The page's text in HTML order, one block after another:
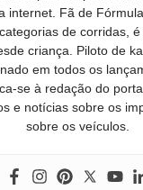
internet. Fã de
de corridas,
criança. Piloto de
em todos os
se à redação do
e notícias sobre os
sobre os veículos.